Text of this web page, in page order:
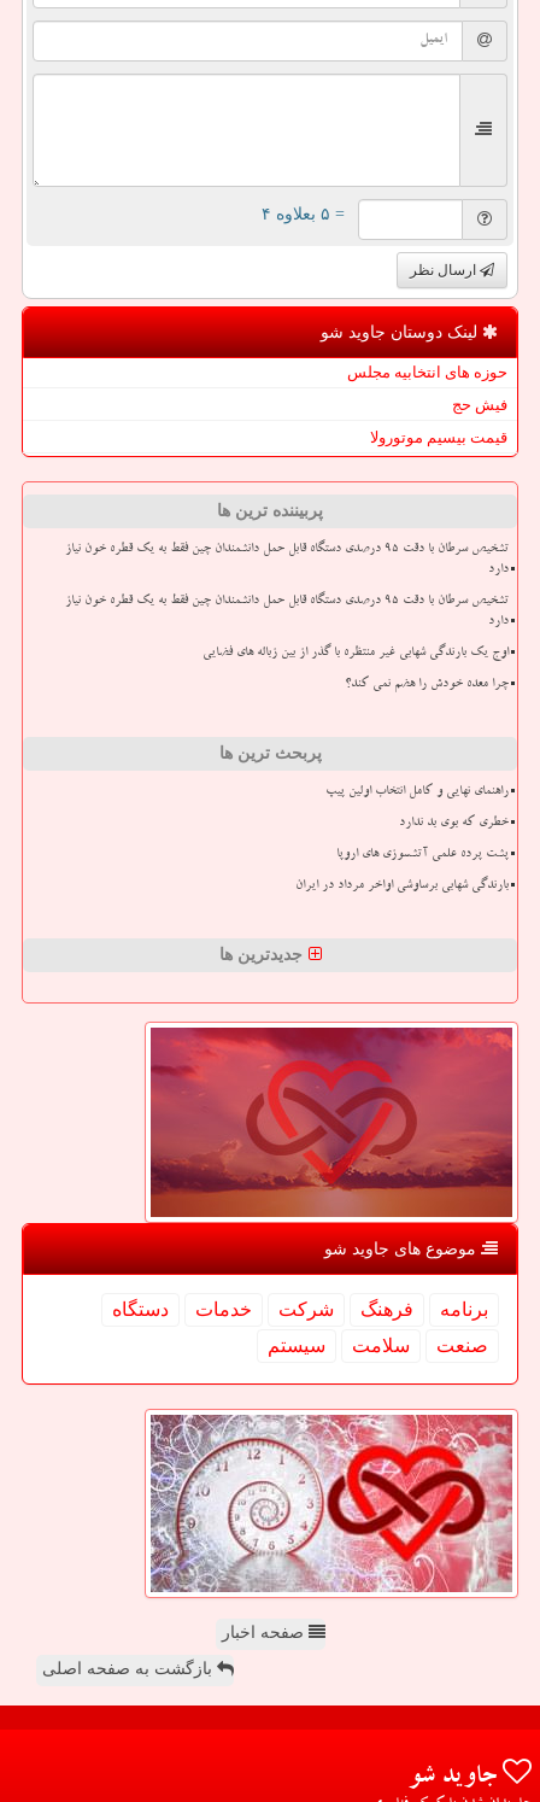
= ۵ بعلاوه ۴
ارسال نظر
لینک دوستان جاوید شو
حوزه های انتخابیه مجلس
فیش حج
قیمت بیسیم موتورولا
پربیننده ترین ها
تشخیص سرطان با دقت ۹۵ درصدی دستگاه قابل حمل دانشمندان چین فقط به یک قطره خون نیاز
دارد
تشخیص سرطان با دقت ۹۵ درصدی دستگاه قابل حمل دانشمندان چین فقط به یک قطره خون نیاز
دارد
اوج یک بارندگی شهابی غیر منتظره با گذر از بین زباله های فضایی
چرا معده خودش را هضم نمی کند؟
پربحث ترین ها
راهنمای نهایی و کامل انتخاب اولین پیپ
خطری که بوی بد ندارد
پشت پرده علمی آتشسوزی های اروپا
بارندگی شهابی برساوشی اواخر مرداد در ایران
جدیدترین ها
موضوع های جاوید شو
برنامه فرهنگ شركت خدمات
دستگاه
صنعت
سلامت سیستم
صفحه اخبار
بازگشت به صفحه اصلی
جاوید شو